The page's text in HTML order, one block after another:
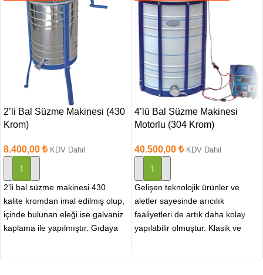
2’li Bal Süzme Makinesi (430
Krom)
8.400,00 ₺ KDV Dahil
SEPETE EKLE
2’li bal süzme makinesi 430
kalite kromdan imal edilmiş olup,
içinde bulunan eleği ise galvaniz
kaplama ile yapılmıştır. Gıdaya
4’lü Bal Süzme Makinesi
Motorlu (304 Krom)
40.500,00 ₺ KDV Dahil
SEPETE EKLE
Gelişen teknolojik ürünler ve
aletler sayesinde arıcılık
faaliyetleri de artık daha kolay
yapılabilir olmuştur. Klasik ve